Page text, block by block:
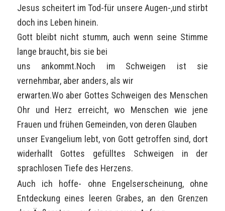
Jesus scheitert im Tod-für unsere Augen-,und stirbt
doch ins Leben hinein.
Gott bleibt nicht stumm, auch wenn seine Stimme
lange braucht, bis sie bei
uns ankommt.Noch im Schweigen ist sie
vernehmbar, aber anders, als wir
erwarten.Wo aber Gottes Schweigen des Menschen
Ohr und Herz erreicht, wo Menschen wie jene
Frauen und frühen Gemeinden, von deren Glauben
unser Evangelium lebt, von Gott getroffen sind, dort
widerhallt Gottes gefülltes Schweigen in der
sprachlosen Tiefe des Herzens.
Auch ich hoffe- ohne Engelserscheinung, ohne
Entdeckung eines leeren Grabes, an den Grenzen